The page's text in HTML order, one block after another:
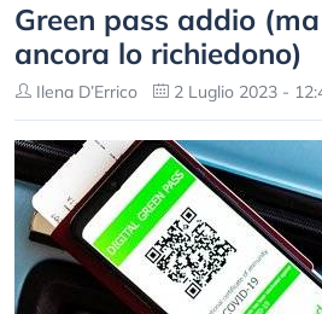
Green pass addio
ancora lo richiedono)
Ilena D’Errico 2 Luglio 2023 -